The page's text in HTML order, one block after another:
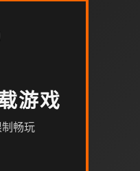
游戏
制畅玩